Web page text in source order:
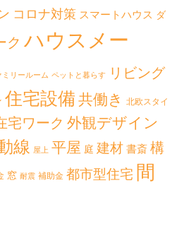
コロナ対策 スマートハウス ダ
ク ハウスメー
ミリールーム ペットと暮らす リビング
住宅設備 共働き 北欧スタイ
宅ワーク 外観デザイン
線 屋上 平屋 庭 建材 書斎 構
窓 耐震 補助金 都市型住宅 間